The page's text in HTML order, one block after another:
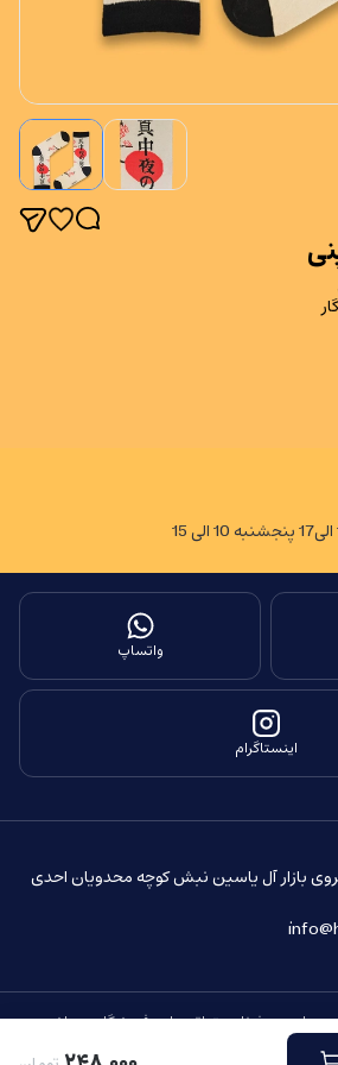
واتساپ
اینستاگرام
بازار آل یاسین نبش کوچه محدویان احدی
سایت محفوظ و متعلق به این فروشگاه می باشد.
توسط